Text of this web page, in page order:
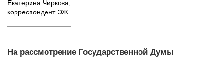
Екатерина Чиркова
корреспондент ЭЖ
На рассмотрение Государственной Думы